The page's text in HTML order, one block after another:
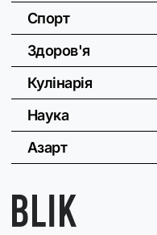
Спорт
Здоров'я
Кулінарія
Наука
Азарт